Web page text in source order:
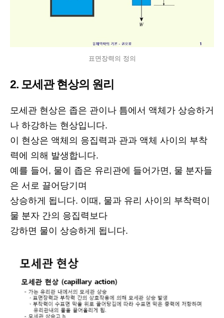
표면장력의 정의
2. 모세관 현상의 원리
모세관 현상은 좁은 관이나 틈에서 액체가 상승하거
나 하강하는 현상입니다.
이 현상은 액체의 응집력과 관과 액체 사이의 부착
력에 의해 발생합니다.
예를 들어, 물이 좁은 유리관에 들어가면, 물 분자들
은 서로 끌어당기며
상승하게 됩니다. 이때, 물과 유리 사이의 부착력이
물 분자 간의 응집력보다
강하면 물이 상승하게 됩니다.